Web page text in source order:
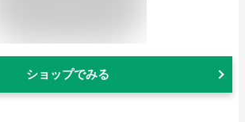
ショップでみる